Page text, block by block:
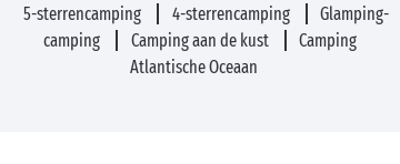
5-sterrencamping 4-sterrencamping
Glamping-
camping
Camping aan de kust
Camping
Atlantische Oceaan